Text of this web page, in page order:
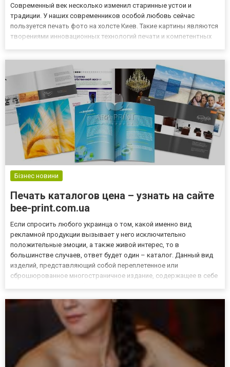
Современный век несколько изменил старинные устои и
традиции. У наших современников особой любовь сейчас
пользуется печать фото на холсте Киев. Такие картины являются
творениями инновационных технологий печати и компетентных
счастливые моменты...
Бізнес новини
Печать каталогов цена – узнать на сайте
bee-print.com.ua
Если спросить любого украинца о том, какой именно вид
рекламной продукции вызывает у него исключительно
положительные эмоции, а также живой интерес, то в
большинстве случаев, ответ будет один – каталог. Данный вид
изделий, представляющий собой переплетенное или
сброшюрованное многостраничное издание, содержащее в себе
применяется в рекламных це...